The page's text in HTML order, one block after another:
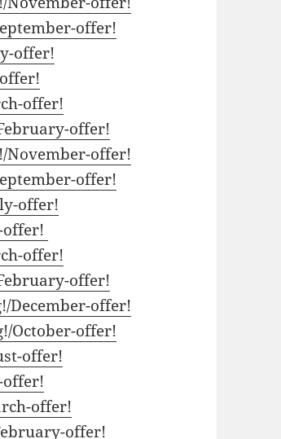
offer!
offer!
offer!
offer!
November-offer!
offer!
offer!
offer!
offer!
offer!
December-offer!
October-offer!
offer!
offer!
offer!
offer!